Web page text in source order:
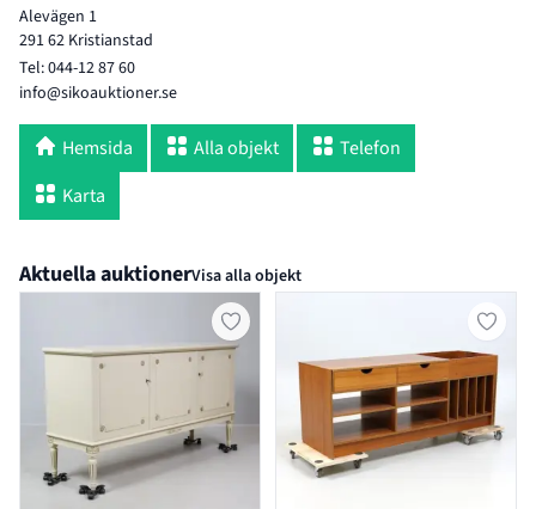
Alevägen 1
291 62 Kristianstad
Tel: 044-12 87 60
info@sikoauktioner.se
Hemsida Alla objekt
Telefon
Karta
Aktuella auktionerVisa alla objekt